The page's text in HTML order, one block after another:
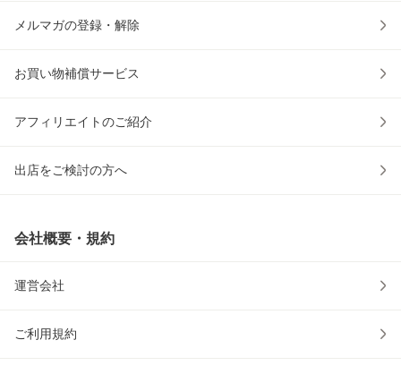
メルマガの登録・解除
お買い物補償サービス
アフィリエイトのご紹介
出店をご検討の方へ
会社概要・規約
運営会社
ご利用規約